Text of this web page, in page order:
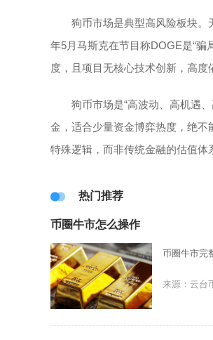
狗币市场是典型高风险板块。
年5月马斯克在节目称DOGE是“骗
度，且项目无核心技术创新，高度
狗币市场是“高波动、高机遇
金，适合少量资金博弈热度，绝不
特殊逻辑，而非传统金融的估值体
热门推荐
币圈牛市怎么操作
币圈牛市完
来源：云台